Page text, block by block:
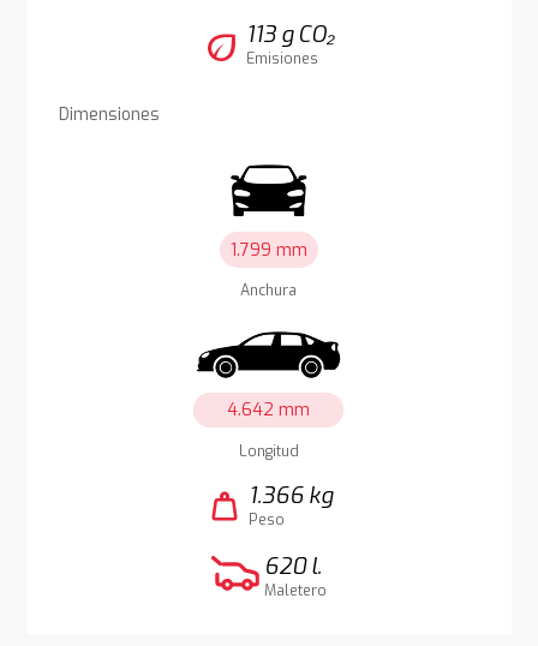
eco 113 g CO₂
Emisiones
Dimensiones
1.799 mm
Anchura
4.642 mm
Longitud
weight 1.366 kg
Peso
620 l.
Maletero